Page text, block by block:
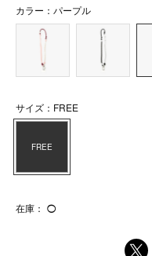
カラー：パープル
サイズ：FREE
FREE
在庫： ◯